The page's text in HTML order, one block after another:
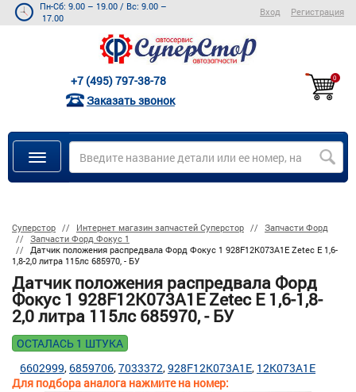
Пн-Сб: 9.00 – 19.00 / Вс: 9.00 –
17.00
Вход Регистрация
+7 (495) 797-38-78
Заказать звонок
0
Суперстор Интернет магазин запчастей Суперстор
Запчасти Форд
Запчасти Форд Фокус 1
Датчик положения распредвала Форд Фокус 1 928F12K073A1E Zetec E 1,6-
1,8-2,0 литра 115лс 685970, - БУ
Датчик положения распредвала Форд
Фокус 1 928F12K073A1E Zetec E 1,6-1,8-
2,0 литра 115лс 685970, - БУ
ОСТАЛАСЬ 1 ШТУКА
Для подбора аналога нажмите на номер:
6602999 6859706 7033372 928F12K073A1E 12K073A1E